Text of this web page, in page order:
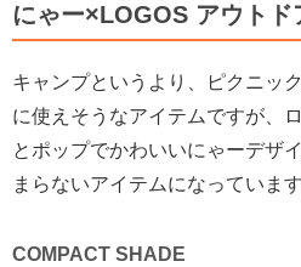
にゃー×LOGOS アウトド
キャンプというより、ピクニッ
に使えそうなアイテムですが、
とポップでかわいいにゃーデザ
まらないアイテムになっています
COMPACT SHADE